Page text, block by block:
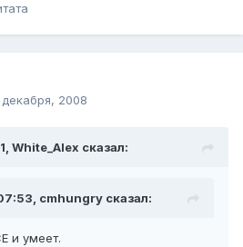
декабря, 2008
White_Alex сказал:
cmhungry сказал:
и умеет.